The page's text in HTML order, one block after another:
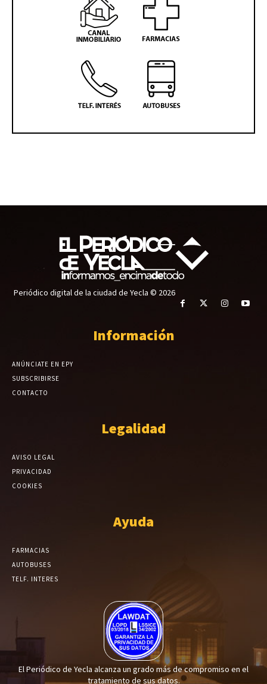
Periódico digital de la ciudad de Yecla © 2026
Información
ANÚNCIATE EN EPY
SUBSCRIBIRSE
CONTACTO
Legalidad
AVISO LEGAL
PRIVACIDAD
COOKIES
Ayuda
FARMACIAS
AUTOBUSES
TELF. INTERES
El Periódico de Yecla alcanza un grado más de compromiso en el
tratamiento de sus datos.